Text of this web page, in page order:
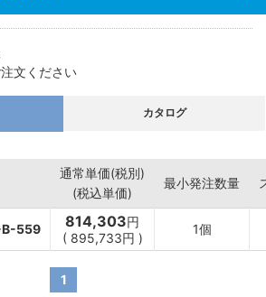
文ください
カタログ
通常単価(税別)
(税込単価)
最小発注数量
B-559 814,303円
( 895,733円 )
1個
1